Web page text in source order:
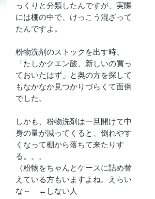
っくりと分類したんですが、実際
には棚の中で、けっこう混ざって
たんですよ。
粉物洗剤のストックを出す時、
「たしかクエン酸、新しいの買っ
ておいたはず」と奥の方を探して
もなかなか見つかりづらくて面倒
でした。
しかも、粉物洗剤は一旦開けて中
身の量が減ってくると、倒れやす
くなって棚から落ちて来たりす
る。。。
（粉物をちゃんとケースに詰め替
えている方もいますよね。えらい
な～　←しない人